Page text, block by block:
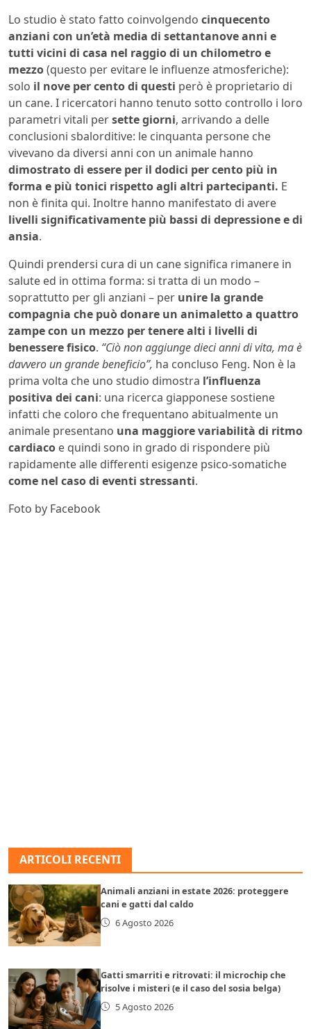
Lo studio è stato fatto coinvolgendo cinquecento
anziani con un’età media di settantanove anni e
tutti vicini di casa nel raggio di un chilometro e
mezzo(questo per evitare le influenze atmosferiche):
solo il nove per cento di questi però è proprietario di
un cane. I ricercatori hanno tenuto sotto controllo i loro
parametri vitali persette giorni, arrivando a delle
conclusioni sbalorditive: le cinquanta persone che
vivevano da diversi anni con un animale hanno
dimostrato di essere per il dodici per cento più in
forma e più tonici rispetto agli altri partecipanti. E
non è finita qui. Inoltre hanno manifestato di avere
livelli significativamente più bassi di depressione e di
ansia.
Quindi prendersi cura di un cane significa rimanere in
salute ed in ottima forma: si tratta di un modo –
soprattutto per gli anziani – per unire la grande
compagnia che può donare un animaletto a quattro
zampe con un mezzo per tenere alti i livelli di
benessere fisico. “Ciò non aggiunge dieci anni di vita, ma è
davvero un grande beneficio”, ha concluso Feng. Non è la
prima volta che uno studio dimostra l’influenza
positiva dei cani: una ricerca giapponese sostiene
infatti che coloro che frequentano abitualmente un
animale presentano una maggiore variabilità di ritmo
cardiaco e quindi sono in grado di rispondere più
rapidamente alle differenti esigenze psico-somatiche
come nel caso di eventi stressanti.
Foto by Facebook
ARTICOLI RECENTI
Animali anziani in estate 2026: proteggere
cani e gatti dal caldo
6 Agosto 2026
Gatti smarriti e ritrovati: il microchip che
risolve i misteri (e il caso del sosia belga)
5 Agosto 2026